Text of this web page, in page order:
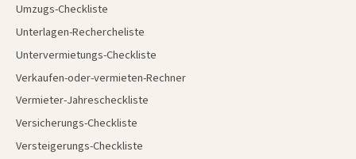
Umzugs-Checkliste
Unterlagen-Rechercheliste
Untervermietungs-Checkliste
Verkaufen-oder-vermieten-Rechner
Vermieter-Jahrescheckliste
Versicherungs-Checkliste
Versteigerungs-Checkliste